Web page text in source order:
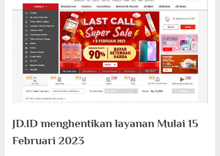
JD.ID menghentikan layanan Mulai 15
Februari 2023